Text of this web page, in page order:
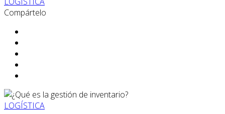
Compártelo
LOGÍSTICA